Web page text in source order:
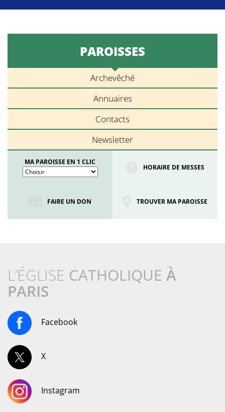
PAROISSES
Archevêché
Annuaires
Contacts
Newsletter
MA PAROISSE EN 1 CLIC
HORAIRE DE MESSES
FAIRE UN DON TROUVER MA PAROISSE
L’ÉGLISE CATHOLIQUE À
PARIS
Facebook
X
Instagram